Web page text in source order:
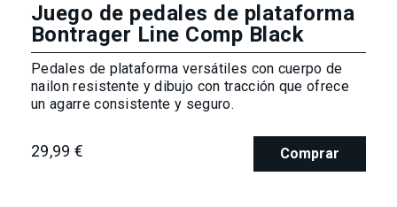
Juego de pedales de plataforma
Bontrager Line Comp Black
Pedales de plataforma versátiles con cuerpo de
nailon resistente y dibujo con tracción que ofrece
un agarre consistente y seguro.
29,99 € Comprar